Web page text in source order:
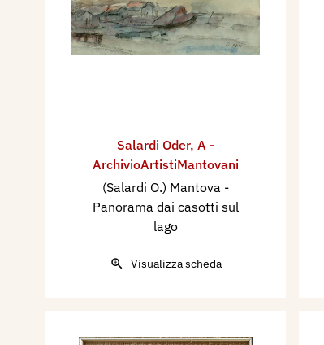
Salardi Oder, A -
ArchivioArtistiMantovani
(Salardi O.) Mantova -
Panorama dai casotti sul
lago
Visualizza scheda